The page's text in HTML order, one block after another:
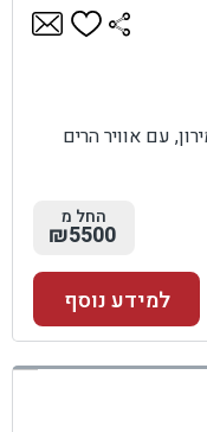
עם אוויר הרים
החל מ
₪5500
למידע נוסף